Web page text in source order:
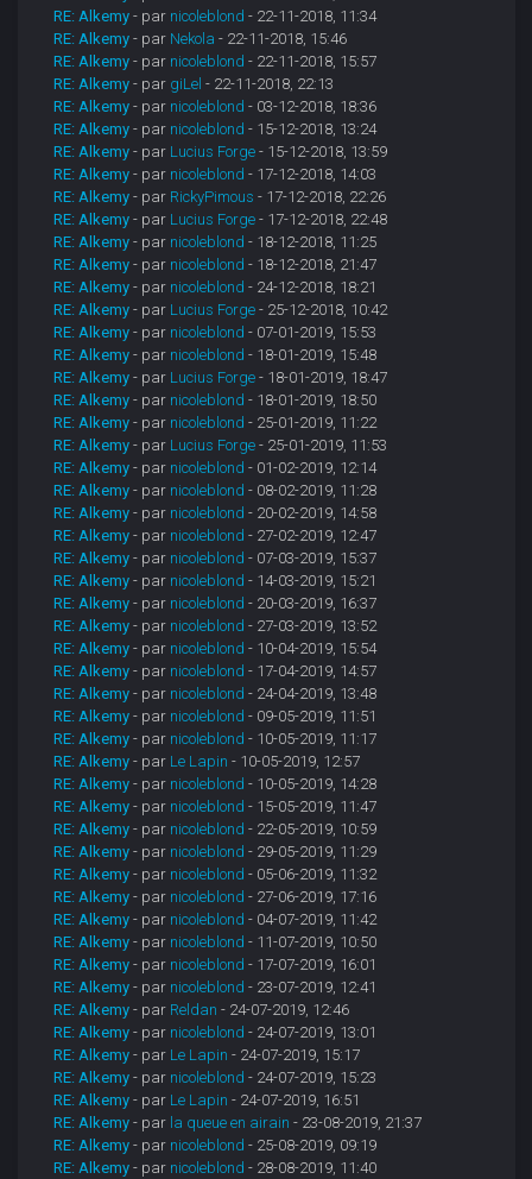
RE: Alkemy - par nicoleblond - 22-11-2018, 11:34
RE: Alkemy - par Nekola - 22-11-2018, 15:46
RE: Alkemy - par nicoleblond - 22-11-2018, 15:57
RE: Alkemy - par giLel - 22-11-2018, 22:13
RE: Alkemy - par nicoleblond - 03-12-2018, 18:36
RE: Alkemy - par nicoleblond - 15-12-2018, 13:24
RE: Alkemy - par Lucius Forge - 15-12-2018, 13:59
RE: Alkemy - par nicoleblond - 17-12-2018, 14:03
RE: Alkemy - par RickyPimous - 17-12-2018, 22:26
RE: Alkemy - par Lucius Forge - 17-12-2018, 22:48
RE: Alkemy - par nicoleblond - 18-12-2018, 11:25
RE: Alkemy - par nicoleblond - 18-12-2018, 21:47
RE: Alkemy - par nicoleblond - 24-12-2018, 18:21
RE: Alkemy - par Lucius Forge - 25-12-2018, 10:42
RE: Alkemy - par nicoleblond - 07-01-2019, 15:53
RE: Alkemy - par nicoleblond - 18-01-2019, 15:48
RE: Alkemy - par Lucius Forge - 18-01-2019, 18:47
RE: Alkemy - par nicoleblond - 18-01-2019, 18:50
RE: Alkemy - par nicoleblond - 25-01-2019, 11:22
RE: Alkemy - par Lucius Forge - 25-01-2019, 11:53
RE: Alkemy - par nicoleblond - 01-02-2019, 12:14
RE: Alkemy - par nicoleblond - 08-02-2019, 11:28
RE: Alkemy - par nicoleblond - 20-02-2019, 14:58
RE: Alkemy - par nicoleblond - 27-02-2019, 12:47
RE: Alkemy - par nicoleblond - 07-03-2019, 15:37
RE: Alkemy - par nicoleblond - 14-03-2019, 15:21
RE: Alkemy - par nicoleblond - 20-03-2019, 16:37
RE: Alkemy - par nicoleblond - 27-03-2019, 13:52
RE: Alkemy - par nicoleblond - 10-04-2019, 15:54
RE: Alkemy - par nicoleblond - 17-04-2019, 14:57
RE: Alkemy - par nicoleblond - 24-04-2019, 13:48
RE: Alkemy - par nicoleblond - 09-05-2019, 11:51
RE: Alkemy - par nicoleblond - 10-05-2019, 11:17
RE: Alkemy - par Le Lapin - 10-05-2019, 12:57
RE: Alkemy - par nicoleblond - 10-05-2019, 14:28
RE: Alkemy - par nicoleblond - 15-05-2019, 11:47
RE: Alkemy - par nicoleblond - 22-05-2019, 10:59
RE: Alkemy - par nicoleblond - 29-05-2019, 11:29
RE: Alkemy - par nicoleblond - 05-06-2019, 11:32
RE: Alkemy - par nicoleblond - 27-06-2019, 17:16
RE: Alkemy - par nicoleblond - 04-07-2019, 11:42
RE: Alkemy - par nicoleblond - 11-07-2019, 10:50
RE: Alkemy - par nicoleblond - 17-07-2019, 16:01
RE: Alkemy - par nicoleblond - 23-07-2019, 12:41
RE: Alkemy - par Reldan - 24-07-2019, 12:46
RE: Alkemy - par nicoleblond - 24-07-2019, 13:01
RE: Alkemy - par Le Lapin - 24-07-2019, 15:17
RE: Alkemy - par nicoleblond - 24-07-2019, 15:23
RE: Alkemy - par Le Lapin - 24-07-2019, 16:51
RE: Alkemy - par la queue en airain - 23-08-2019, 21:37
RE: Alkemy - par nicoleblond - 25-08-2019, 09:19
RE: Alkemy - par nicoleblond - 28-08-2019, 11:40